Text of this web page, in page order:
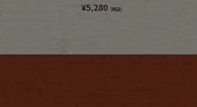
¥5,280 （税込）